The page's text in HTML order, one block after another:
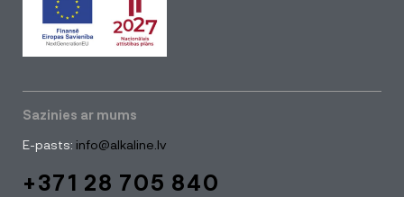
Sazinies ar mums
E-pasts: info@alkaline.lv
+371 28 705 840